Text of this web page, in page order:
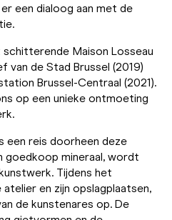
een dialoog aan met de
Maison Losseau
van de Stad Brussel (2019)
Brussel-Centraal (2021).
op een unieke ontmoeting
een reis doorheen deze
goedkoop mineraal, wordt
Tijdens het
en zijn opslagplaatsen,
de kunstenares op. De